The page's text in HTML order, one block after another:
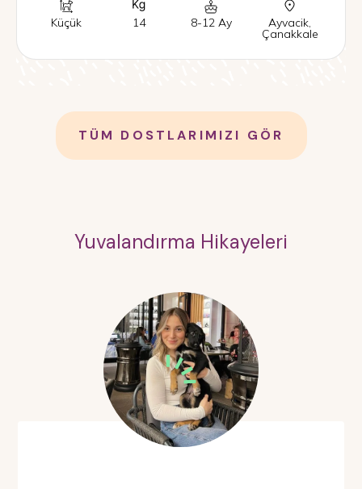
Küçük 14 8-12 Ay Ayvacik,
Çanakkale
TÜM DOSTLARIMIZI GÖR
Yuvalandırma Hikayeleri